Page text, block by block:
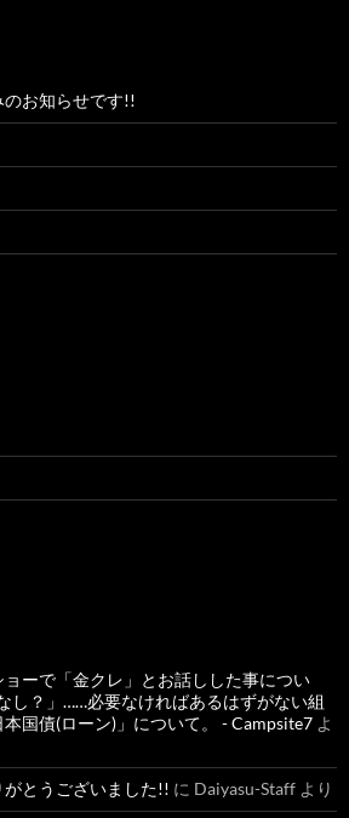
のお知らせです!!
ーで「金クレ」とお話しした事につい
し？」……必要なければあるはずがない組
国債(ローン)」について。 - Campsite7 よ
がとうございました!! に Daiyasu-Staff より